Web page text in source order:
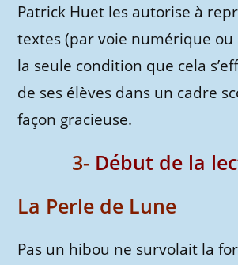
Patrick Huet les autorise à
textes (par voie numérique ou
la seule condition que cela
de ses élèves dans un cadre
façon gracieuse.
3- Début de la
La Perle de Lune
Pas un hibou ne survolait la